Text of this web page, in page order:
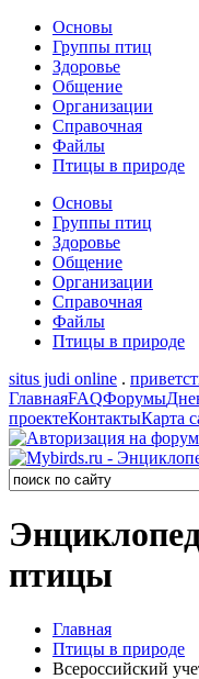
Основы
Группы птиц
Здоровье
Общение
Организации
Справочная
Файлы
Птицы в природе
Основы
Группы птиц
Здоровье
Общение
Организации
Справочная
Файлы
Птицы в природе
situs judi online .
ГлавнаяFAQФорумы
проектеКонтактыКарта
птицы
Главная
Птицы в природе
Всероссийский